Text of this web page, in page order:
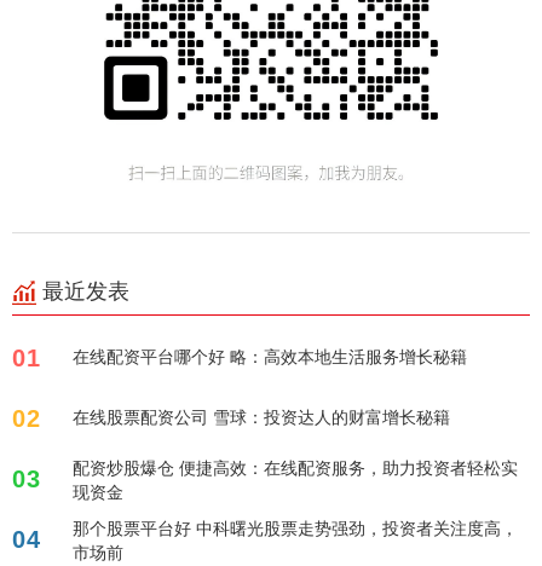
最近发表
01 在线配资平台哪个好 略：高效本地生活服务增长秘籍
02 在线股票配资公司 雪球：投资达人的财富增长秘籍
03
配资炒股爆仓 便捷高效：在线配资服务，助力投资者轻松实
现资金
04
那个股票平台好 中科曙光股票走势强劲，投资者关注度高，
市场前